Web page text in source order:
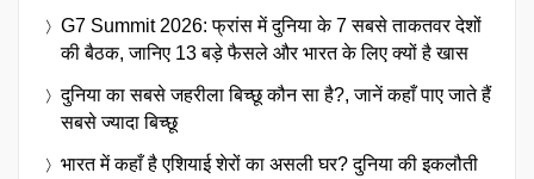
G7 Summit 2026: फ्रांस में दुनिया के 7 सबसे ताकतवर देशों
की बैठक, जानिए 13 बड़े फैसले और भारत के लिए क्यों है खास
दुनिया का सबसे जहरीला बिच्छू कौन सा है?, जानें कहाँ पाए जाते हैं
सबसे ज्यादा बिच्छू
भारत में कहाँ है एशियाई शेरों का असली घर? दुनिया की इकलौती